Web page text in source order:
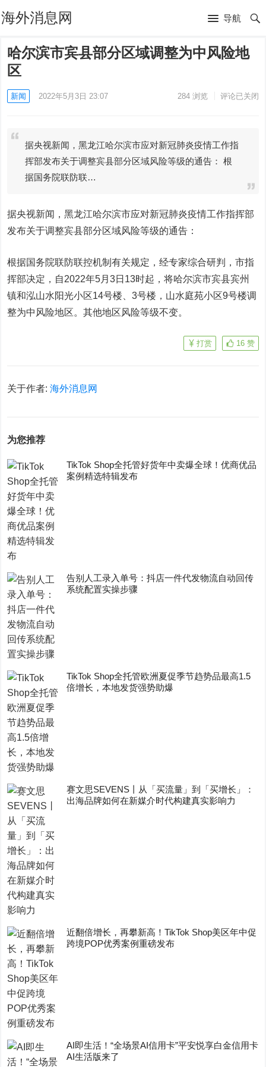
海外消息网 导航
哈尔滨市宾县部分区域调整为中风险地
区
新闻 2022年5月3日 23:07 284浏览 评论已关闭
据央视新闻，黑龙江哈尔滨市应对新冠肺炎疫情工作指
挥部发布关于调整宾县部分区域风险等级的通告： 根
据国务院联防联…
据央视新闻，黑龙江哈尔滨市应对新冠肺炎疫情工作指挥部
发布关于调整宾县部分区域风险等级的通告：
根据国务院联防联控机制有关规定，经专家综合研判，市指
挥部决定，自2022年5月3日13时起，将哈尔滨市宾县宾州
镇和泓山水阳光小区14号楼、3号楼，山水庭苑小区9号楼调
整为中风险地区。其他地区风险等级不变。
16 赞
打赏
关于作者:海外消息网
为您推荐
TikTok Shop全托管好货年中卖爆全球！优商优品
案例精选特辑发布
告别人工录入单号：抖店一件代发物流自动回传
系统配置实操步骤
TikTok Shop全托管欧洲夏促季节趋势品最高1.5
倍增长，本地发货强势助爆
赛文思SEVENS丨从「买流量」到「买增长」：
出海品牌如何在新媒介时代构建真实影响力
近翻倍增长，再攀新高！TikTok Shop美区年中促
跨境POP优秀案例重磅发布
AI即生活！“全场景AI信用卡”平安悦享白金信用卡
AI生活版来了